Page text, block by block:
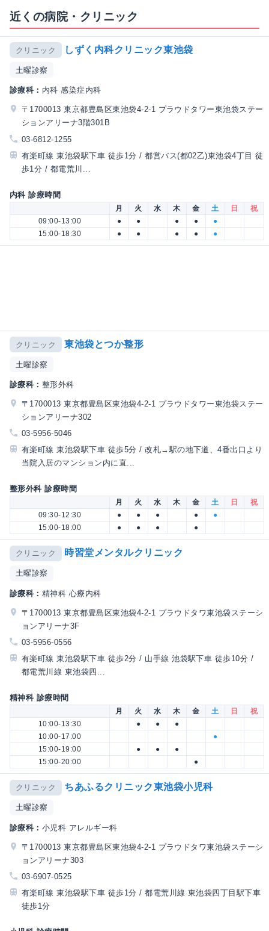
近くの病院・クリニック
クリニック しずく内科クリニック東池袋
土曜診察
診療科： 内科 感染症内科
〒1700013 東京都豊島区東池袋4-2-1 プラウドタワー東池袋ステー
ションアリーナ3階301B
03-6812-1255
有楽町線 東池袋駅下車 徒歩1分 / 都営バス(都02乙)東池袋4丁目 徒
歩1分 / 都電荒川...
内科 診療時間
月 火 水 木 金 土 日
祝
09:00-13:00
● ● ● ●
●
15:00-18:30
● ● ● ● ●
クリニック 東池袋とつか整形
土曜診察
診療科： 整形外科
〒1700013 東京都豊島区東池袋4-2-1 プラウドタワー東池袋ステー
ションアリーナ302
03-5956-5046
有楽町線 東池袋駅下車 徒歩5分 / 改札→駅の地下道、4番出口より
当院入居のマンション内に直...
整形外科 診療時間
月 火 水 木 金 土 日
祝
09:30-12:30
● ● ● ●
●
15:00-18:00
● ● ● ●
クリニック 時習堂メンタルクリニック
土曜診察
診療科： 精神科 心療内科
〒1700013 東京都豊島区東池袋4-2-1 プラウドタワ東池袋ステーシ
ョンアリーナ3F
03-5956-0556
有楽町線 東池袋駅下車 徒歩2分 / 山手線 池袋駅下車 徒歩10分 /
都電荒川線 東池袋四...
精神科 診療時間
月 火 水 木 金 土 日
祝
10:00-13:30
● ●
●
10:00-17:00
●
15:00-19:00
● ●
●
15:00-20:00
●
クリニック ちあふるクリニック東池袋小児科
土曜診察
診療科： 小児科 アレルギー科
〒1700013 東京都豊島区東池袋4-2-1 プラウドタワ東池袋ステーシ
ョンアリーナ303
03-6907-0525
有楽町線 東池袋駅下車 徒歩1分 / 都電荒川線 東池袋四丁目駅下車
徒歩1分